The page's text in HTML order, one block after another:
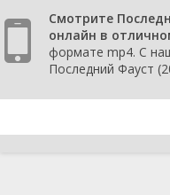
Смотрите
онлайн в
формате mp4. С
Последний Фауст